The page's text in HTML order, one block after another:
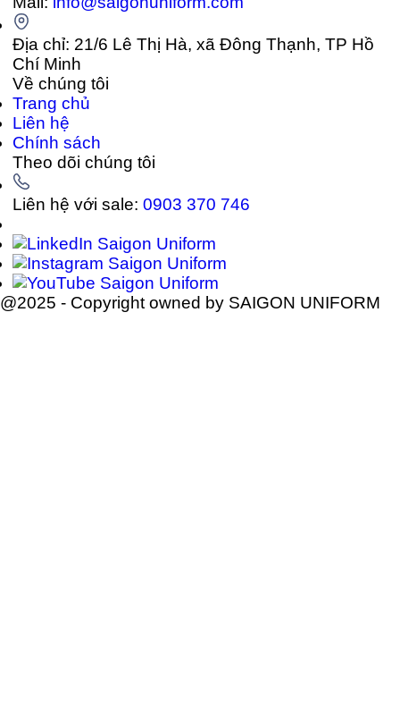
Địa chỉ: 21/6 Lê Thị Hà, xã Đông Thạnh, TP Hồ
Chí Minh
Về chúng tôi
Trang chủ
Liên hệ
Chính sách
Theo dõi chúng tôi
Liên hệ với sale:0903 370 746
@2025 - Copyright owned by SAIGON UNIFORM